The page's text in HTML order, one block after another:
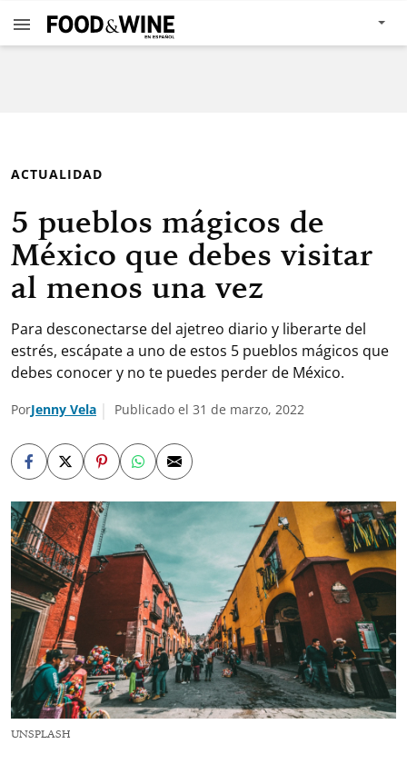
ACTUALIDAD
5 pueblos mágicos de
México que debes visitar
al menos una vez
Para desconectarse del ajetreo diario y liberarte del
estrés, escápate a uno de estos 5 pueblos mágicos que
debes conocer y no te puedes perder de México.
PorJenny Vela Publicado el 31 de marzo, 2022
UNSPLASH